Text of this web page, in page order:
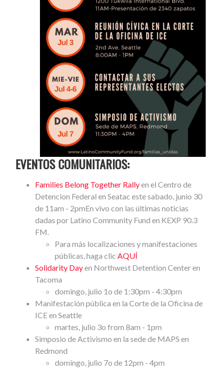
EVENTOS COMUNITARIOS:
Families Belong Together Rallyen el Centro de
Detencion Federal en Seatac este sabado, junio 30
de 11am - 2pmEn vivo con las últimas noticias
dadas por Latino Community Fund en KEXP 90.3
FM.
Para más localizaciones y manifestaciones
públicas, haga clicAQUÍ
Solidarity Dayen Northwest Detention Center en
Tacoma
domingo, julio 1o de 1:30pm - 4:30pm
Manifestación pública en la Corte de la Oficina de
ICE en Seattle
martes, julio 3o from 8am - 1pm
Simposio de Activismo en la sede de MAPS en
Redmond
domingo, julio 7o de 12pm - 4pm